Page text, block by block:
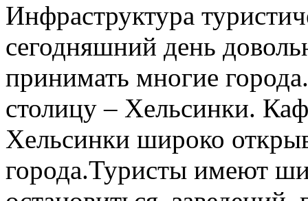
Инфраструктура
сегодняшний день
принимать многие
столицу – Хельсинки.
Хельсинки широко
города.Туристы имеют